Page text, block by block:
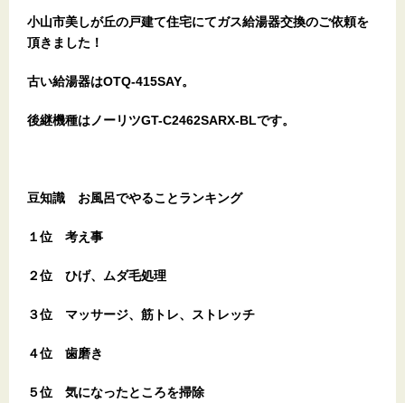
小山市美しが丘の戸建て住宅にてガス給湯器交換のご依頼を
頂きました！
古い給湯器はOTQ-415SAY。
後継機種はノーリツGT-C2462SARX-BLです。
豆知識 お風呂でやることランキング
１位 考え事
２位 ひげ、ムダ毛処理
３位 マッサージ、筋トレ、ストレッチ
４位 歯磨き
５位 気になったところを掃除